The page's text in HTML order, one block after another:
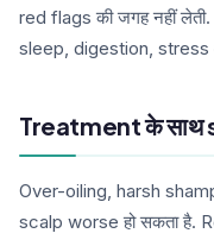
red flags की जगह नहीं
sleep, digestion, stress
Treatment के
Over-oiling, harsh
scalp worse हो सकता है.